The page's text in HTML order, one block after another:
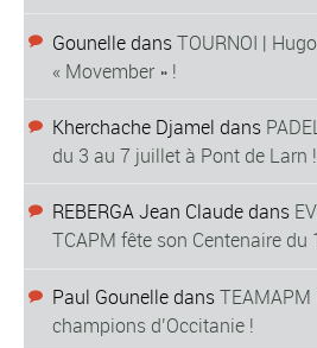
Gounelle dansTOURNOI |
« Movember » !
Kherchache Djamel dans
du 3 au 7 juillet à Pont de Larn !
REBERGA Jean Claude dans
TCAPM fête son Centenaire du
Paul Gounelle dans
champions d’Occitanie !